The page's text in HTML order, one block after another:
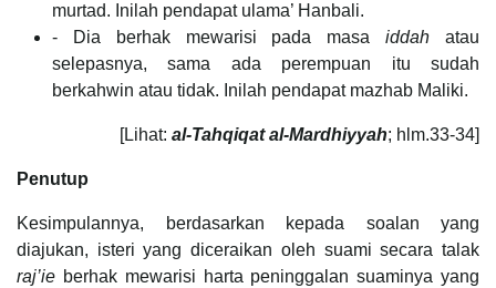
murtad. Inilah pendapat ulama’ Hanbali.
- Dia berhak mewarisi pada masaiddah atau
selepasnya, sama ada perempuan itu sudah
berkahwin atau tidak. Inilah pendapat mazhab Maliki.
[Lihat: al-Tahqiqat al-Mardhiyyah; hlm.33-34]
Penutup
Kesimpulannya, berdasarkan kepada soalan yang
diajukan, isteri yang diceraikan oleh suami secara talak
raj’ie berhak mewarisi harta peninggalan suaminya yang